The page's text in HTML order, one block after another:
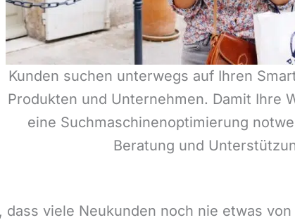
Kunden suchen unterwegs auf Ihren
Produkten und Unternehmen. Damit Ihre
eine Suchmaschinenoptimierung
Beratung und
dass viele Neukunden noch nie etwas